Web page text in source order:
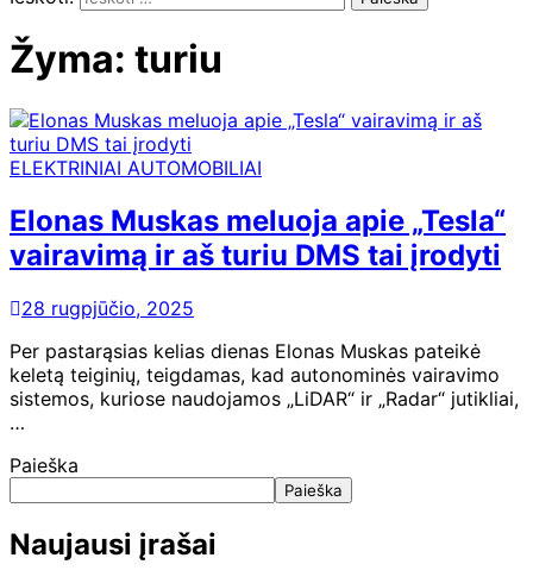
Žyma: turiu
ELEKTRINIAI AUTOMOBILIAI
Elonas Muskas meluoja apie „Tesla“
vairavimą ir aš turiu DMS tai įrodyti
28 rugpjūčio, 2025
Per pastarąsias kelias dienas Elonas Muskas pateikė
keletą teiginių, teigdamas, kad autonominės vairavimo
sistemos, kuriose naudojamos „LiDAR“ ir „Radar“ jutikliai,
…
Paieška
Paieška
Naujausi įrašai